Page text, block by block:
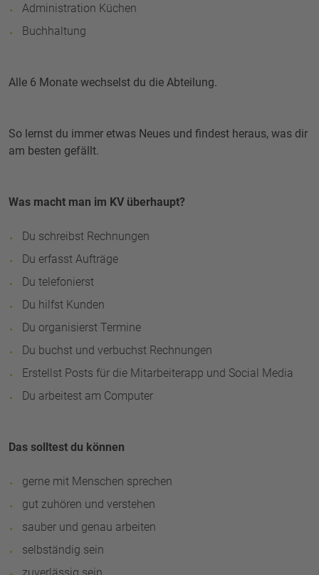
Administration Küchen
Buchhaltung
Alle 6 Monate wechselst du die Abteilung.
So lernst du immer etwas Neues und findest heraus, was dir
am besten gefällt.
Was macht man im KV überhaupt?
Du schreibst Rechnungen
Du erfasst Aufträge
Du telefonierst
Du hilfst Kunden
Du organisierst Termine
Du buchst und verbuchst Rechnungen
Erstellst Posts für die Mitarbeiterapp und Social Media
Du arbeitest am Computer
Das solltest du können
gerne mit Menschen sprechen
gut zuhören und verstehen
sauber und genau arbeiten
selbständig sein